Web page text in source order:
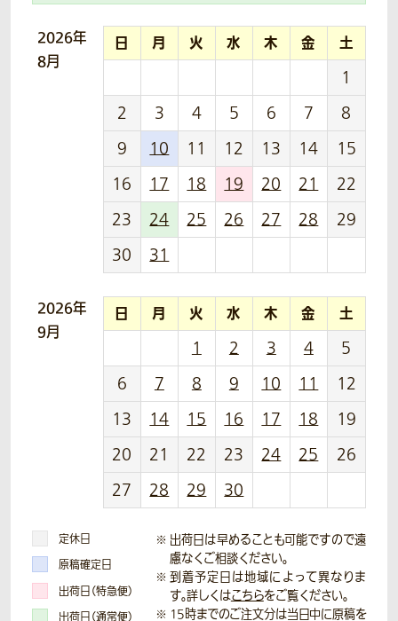
2026年
8月
日 月 火 水 木 金 土
1
2
3 4 5 6 7
8
9
10 11 12 13 14
15
16
17 18 19 20 21
22
23
24 25 26 27 28
29
30
31
2026年
9月
日 月 火 水 木 金 土
1 2 3 4
5
6
7 8 9 10 11
12
13
14 15 16 17 18
19
20
21 22 23 24 25
26
27
28 29 30
定休日
原稿確定日
出荷日（特急便）
出荷日は早めることも可能ですので遠
慮なくご相談ください。
到着予定日は地域によって異なりま
す。詳しくはこちらをご覧ください。
15時までのご注文分は当日中に原稿を